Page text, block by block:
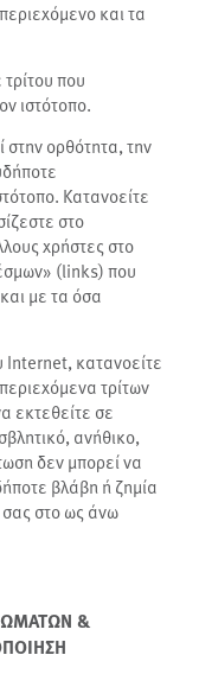
και τα
που
ιστότοπο.
ορθότητα, την
Κατανοείτε
στο
χρήστες στο
(links) που
με τα όσα
Internet, κατανοείτε
τρίτων
εκτεθείτε σε
ανήθικο,
δεν μπορεί να
βλάβη ή ζημία
σας στο ως άνω
&